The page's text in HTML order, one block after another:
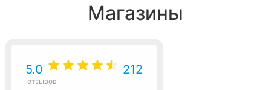
Магазины
5.0 212
отзывов